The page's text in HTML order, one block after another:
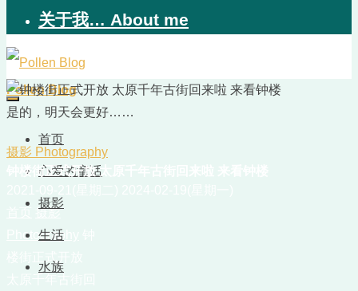
关于我… About me
Pollen Blog
是的，明天会更好……
首页
心爱的童话
摄影
生活
水族
摄影 Photography
钟楼街正式开放 太原千年古街回来啦 来看钟楼
摄影
Photography
楼街正式开放